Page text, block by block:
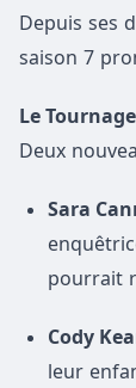
Depuis ses
saison 7
Le
Deux
Sara
pourrait
Cody
leur